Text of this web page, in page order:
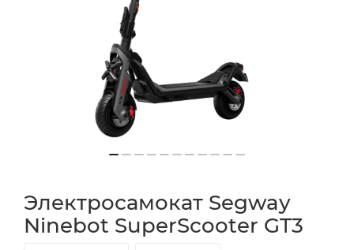
Электросамокат Segway
Ninebot SuperScooter GT3